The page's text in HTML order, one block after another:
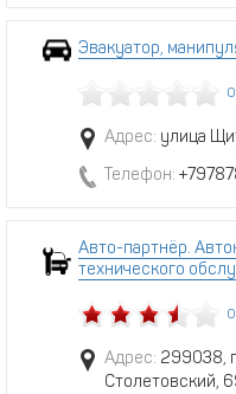
Эвакуатор,
Адрес: улица
Телефон:
Авто-партнёр.
технического
Адрес: 299038,
Столетовский,